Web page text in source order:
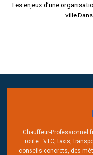
Les enjeux d’une
ville
Chauffeur-
route : VTC, taxis,
conseils concrets, des